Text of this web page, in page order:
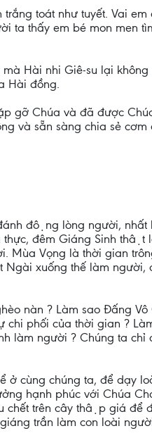
toát như tuyết. Vai em
ta thấy em bé mon men
Hài nhi Giê-su lại
Hài đồng.
gỡ Chúa và đã được
và sẵn sàng chia sẻ cơm
động lòng người, nhất
thực, đêm Giáng Sinh
Mùa Vọng là thời gian
xuống thế làm người,
nàn ? Làm sao Đấng Vô
phối của thời gian ?
làm người ? Chúng ta chỉ
ở cùng chúng ta, để dạy
hạnh phúc với Chúa
trên cây thập giá để
trần làm con loài